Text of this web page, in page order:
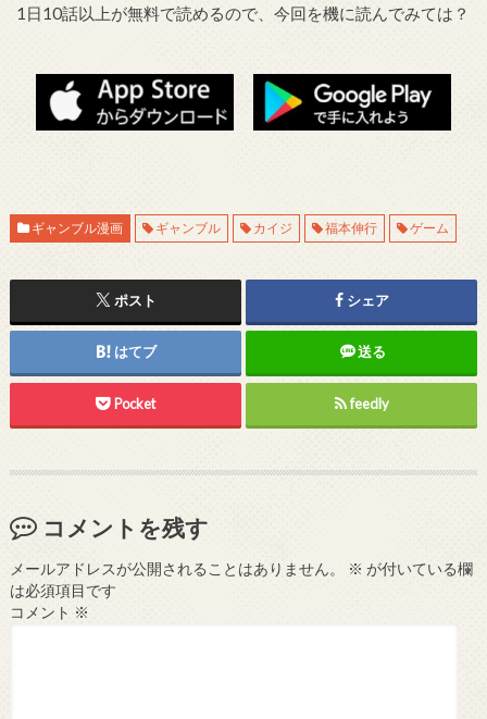
1日10話以上が無料で読めるので、今回を機に読んでみては？
ギャンブル漫画 ギャンブル カイジ 福本伸行 ゲーム
ポスト シェア
はてブ 送る
Pocket feedly
コメントを残す
メールアドレスが公開されることはありません。 ※ が付いている欄
は必須項目です
コメント ※